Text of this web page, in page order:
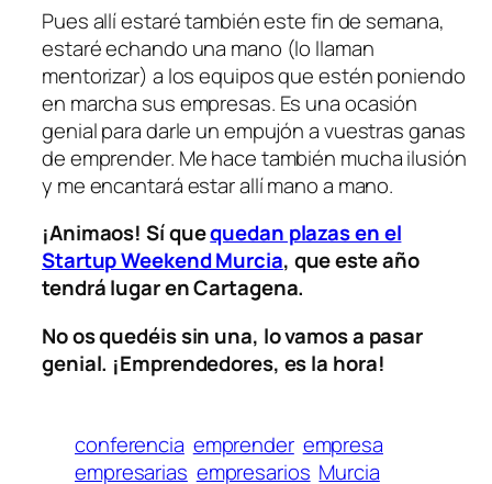
Pues allí estaré también este fin de semana,
estaré echando una mano (lo llaman
mentorizar) a los equipos que estén poniendo
en marcha sus empresas. Es una ocasión
genial para darle un empujón a vuestras ganas
de emprender. Me hace también mucha ilusión
y me encantará estar allí mano a mano.
¡Animaos! Sí quequedan plazas en el
Startup Weekend Murcia, que este año
tendrá lugar en Cartagena.
No os quedéis sin una, lo vamos a pasar
genial. ¡Emprendedores, es la hora!
conferencia emprender empresa
empresarias empresarios Murcia